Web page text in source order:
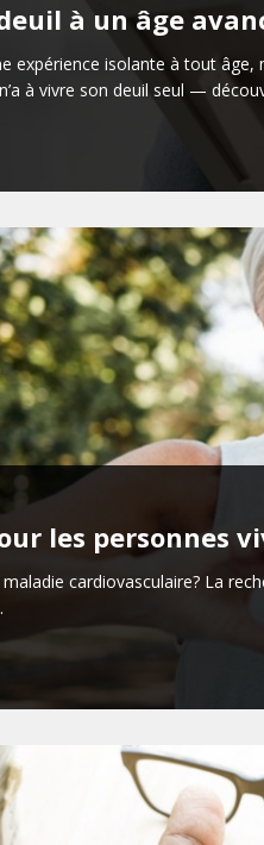
à un âge
expérience isolante à tout âge,
à vivre son deuil seul —
les personnes
cardiovasculaire? La